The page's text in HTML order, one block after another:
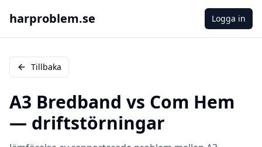
harproblem.se Logga in
Tillbaka
A3 Bredband vs Com Hem
— driftstörningar